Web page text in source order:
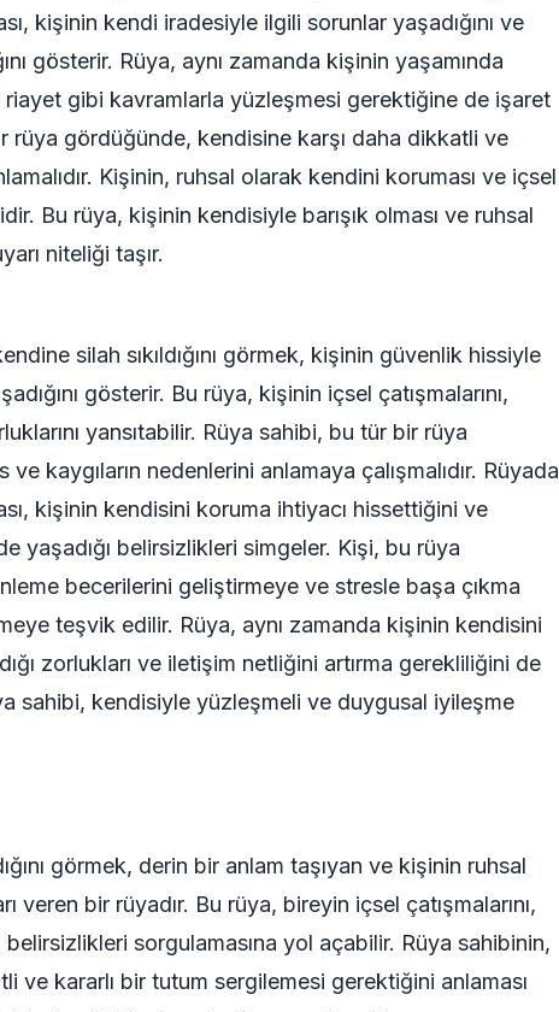
kişinin kendi iradesiyle ilgili sorunlar yaşadığını ve
gösterir. Rüya, aynı zamanda kişinin yaşamında
gibi kavramlarla yüzleşmesi gerektiğine de işaret
rüya gördüğünde, kendisine karşı daha dikkatli ve
Kişinin, ruhsal olarak kendini koruması ve içsel
Bu rüya, kişinin kendisiyle barışık olması ve ruhsal
niteliği taşır.
silah sıkıldığını görmek, kişinin güvenlik hissiyle
gösterir. Bu rüya, kişinin içsel çatışmalarını,
yansıtabilir. Rüya sahibi, bu tür bir rüya
kaygıların nedenlerini anlamaya çalışmalıdır. Rüyada
kişinin kendisini koruma ihtiyacı hissettiğini ve
yaşadığı belirsizlikleri simgeler. Kişi, bu rüya
becerilerini geliştirmeye ve stresle başa çıkma
teşvik edilir. Rüya, aynı zamanda kişinin kendisini
zorlukları ve iletişim netliğini artırma gerekliliğini de
sahibi, kendisiyle yüzleşmeli ve duygusal iyileşme
görmek, derin bir anlam taşıyan ve kişinin ruhsal
veren bir rüyadır. Bu rüya, bireyin içsel çatışmalarını,
belirsizlikleri sorgulamasına yol açabilir. Rüya sahibinin,
ve kararlı bir tutum sergilemesi gerektiğini anlaması